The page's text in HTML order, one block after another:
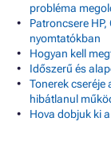
probléma
Patroncsere
nyomtatókban
Hogyan kell
Időszerű és
Tonerek cseréje
hibátlanul
Hova dobjuk ki